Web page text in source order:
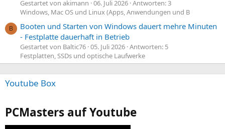
Gestartet von akimann 06. Juli 2026 Antworten: 3
Windows, Mac OS und Linux (Apps, Anwendungen und B
B
Booten und Starten von Windows dauert mehre Minuten
- Festplatte dauerhaft in Betrieb
Gestartet von Baltic76 05. Juli 2026 Antworten: 5
Festplatten, SSDs und optische Laufwerke
Youtube Box
PCMasters auf Youtube